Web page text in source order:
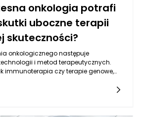
onkologia potrafi
uboczne terapii
skuteczności?
onkologicznego następuje
i metod terapeutycznych.
immunoterapia czy terapie genowe,
do ograniczenia skutków ubocznych. Te